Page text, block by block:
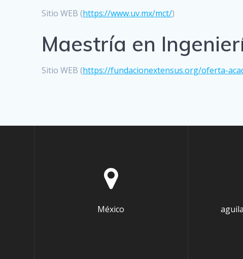
Sitio WEB (https://www.uv.mx/mct/)
Maestría en
Sitio WEB (https://fundacionextensus.org/oferta-
México